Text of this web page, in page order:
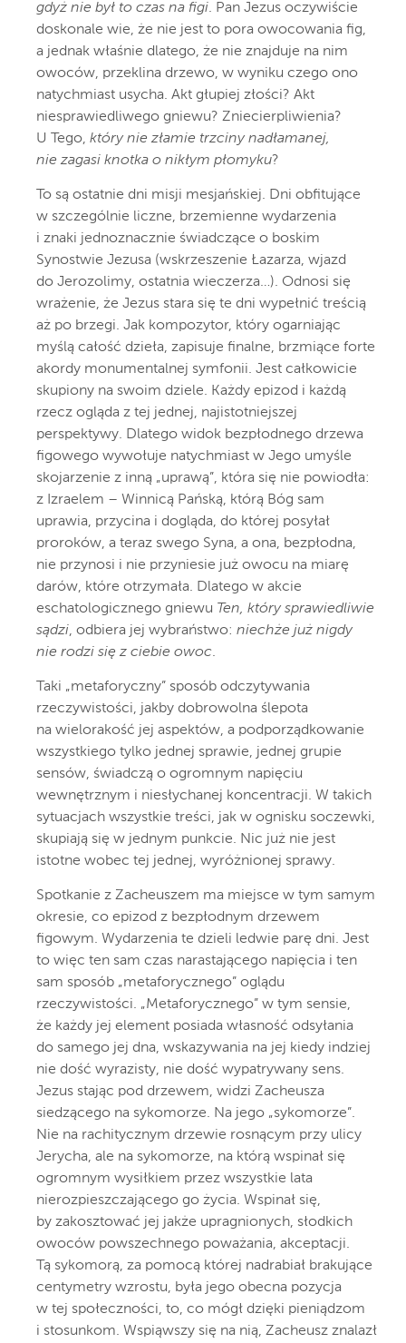
gdyż nie był to czas na figi. Pan Jezus oczywiście
doskonale wie, że nie jest to pora owocowania fig,
a jednak właśnie dlatego, że nie znajduje na nim
owoców, przeklina drzewo, w wyniku czego ono
natychmiast usycha. Akt głupiej złości? Akt
niesprawiedliwego gniewu? Zniecierpliwienia?
U Tego, który nie złamie trzciny nadłamanej,
nie zagasi knotka o nikłym płomyku?
To są ostatnie dni misji mesjańskiej. Dni obfitujące
w szczególnie liczne, brzemienne wydarzenia
i znaki jednoznacznie świadczące o boskim
Synostwie Jezusa (wskrzeszenie Łazarza, wjazd
do Jerozolimy, ostatnia wieczerza…). Odnosi się
wrażenie, że Jezus stara się te dni wypełnić treścią
aż po brzegi. Jak kompozytor, który ogarniając
myślą całość dzieła, zapisuje finalne, brzmiące forte
akordy monumentalnej symfonii. Jest całkowicie
skupiony na swoim dziele. Każdy epizod i każdą
rzecz ogląda z tej jednej, najistotniejszej
perspektywy. Dlatego widok bezpłodnego drzewa
figowego wywołuje natychmiast w Jego umyśle
skojarzenie z inną „uprawą”, która się nie powiodła:
z Izraelem – Winnicą Pańską, którą Bóg sam
uprawia, przycina i dogląda, do której posyłał
proroków, a teraz swego Syna, a ona, bezpłodna,
nie przynosi i nie przyniesie już owocu na miarę
darów, które otrzymała. Dlatego w akcie
eschatologicznego gniewu Ten, który sprawiedliwie
sądzi, odbiera jej wybraństwo: niechże już nigdy
nie rodzi się z ciebie owoc.
Taki „metaforyczny” sposób odczytywania
rzeczywistości, jakby dobrowolna ślepota
na wielorakość jej aspektów, a podporządkowanie
wszystkiego tylko jednej sprawie, jednej grupie
sensów, świadczą o ogromnym napięciu
wewnętrznym i niesłychanej koncentracji. W takich
sytuacjach wszystkie treści, jak w ognisku soczewki,
skupiają się w jednym punkcie. Nic już nie jest
istotne wobec tej jednej, wyróżnionej sprawy.
Spotkanie z Zacheuszem ma miejsce w tym samym
okresie, co epizod z bezpłodnym drzewem
figowym. Wydarzenia te dzieli ledwie parę dni. Jest
to więc ten sam czas narastającego napięcia i ten
sam sposób „metaforycznego” oglądu
rzeczywistości. „Metaforycznego” w tym sensie,
że każdy jej element posiada własność odsyłania
do samego jej dna, wskazywania na jej kiedy indziej
nie dość wyrazisty, nie dość wypatrywany sens.
Jezus stając pod drzewem, widzi Zacheusza
siedzącego na sykomorze. Na jego „sykomorze”.
Nie na rachitycznym drzewie rosnącym przy ulicy
Jerycha, ale na sykomorze, na którą wspinał się
ogromnym wysiłkiem przez wszystkie lata
nierozpieszczającego go życia. Wspinał się,
by zakosztować jej jakże upragnionych, słodkich
owoców powszechnego poważania, akceptacji.
Tą sykomorą, za pomocą której nadrabiał brakujące
centymetry wzrostu, była jego obecna pozycja
w tej społeczności, to, co mógł dzięki pieniądzom
i stosunkom. Wspiąwszy się na nią, Zacheusz znalazł